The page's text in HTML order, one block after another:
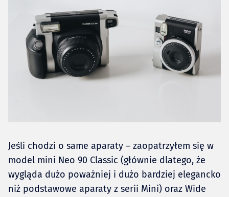
Jeśli chodzi o same aparaty – zaopatrzyłem się w
model mini Neo 90 Classic (głównie dlatego, że
wygląda dużo poważniej i dużo bardziej elegancko
niż podstawowe aparaty z serii Mini) oraz Wide